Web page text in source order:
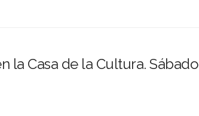
la Casa de la Cultura. Sábado